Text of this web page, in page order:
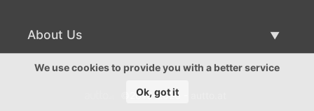
Boat Sale
About Us
About Us
©2016-2026 - autto.at
We use cookies to provide you with a better service
Ok, got it